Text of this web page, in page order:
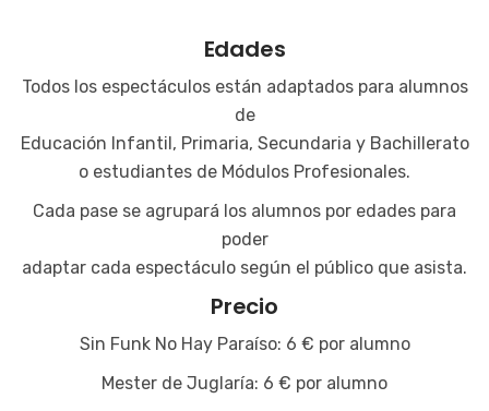
Edades
Todos los espectáculos están adaptados para alumnos
de
Educación Infantil, Primaria, Secundaria y Bachillerato
o estudiantes de Módulos Profesionales.
Cada pase se agrupará los alumnos por edades para
poder
adaptar cada espectáculo según el público que asista.
Precio
Sin Funk No Hay Paraíso: 6 € por alumno
Mester de Juglaría: 6 € por alumno